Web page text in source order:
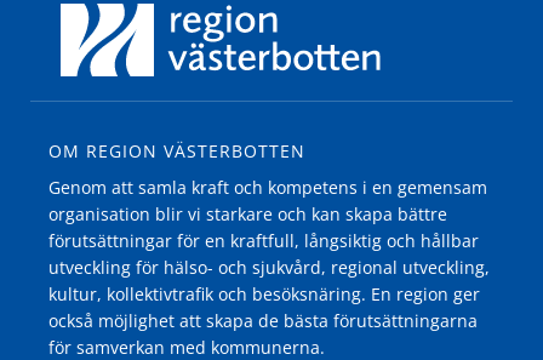
OM REGION VÄSTERBOTTEN
Genom att samla kraft och kompetens i en gemensam
organisation blir vi starkare och kan skapa bättre
förutsättningar för en kraftfull, långsiktig och hållbar
utveckling för hälso- och sjukvård, regional utveckling,
kultur, kollektivtrafik och besöksnäring. En region ger
också möjlighet att skapa de bästa förutsättningarna
för samverkan med kommunerna.